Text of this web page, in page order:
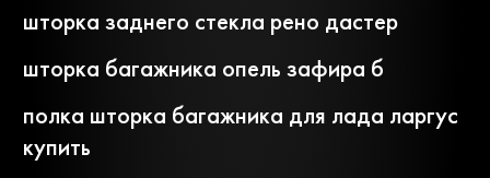
шторка заднего стекла рено дастер
шторка багажника опель зафира б
полка шторка багажника для лада ларгус
купить